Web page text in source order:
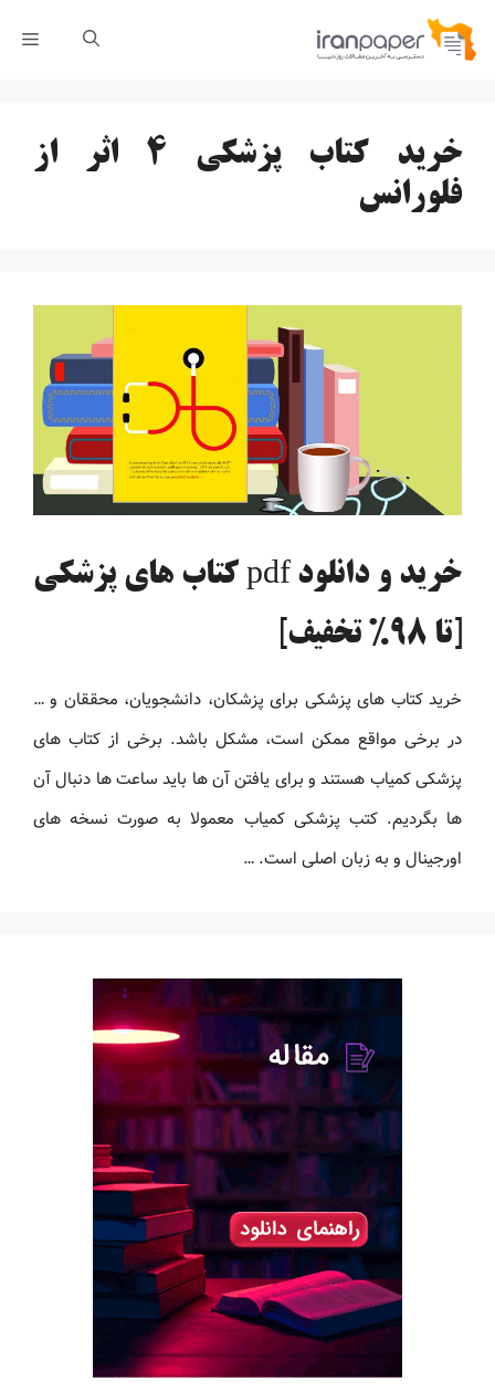
پرش
خرید کتاب پزشکی ۴ اثر از
فلورانس
خرید و دانلود pdf کتاب های پزشکی
[تا 98% تخفیف]
خرید کتاب های پزشکی برای پزشکان، دانشجویان، محققان و …
در برخی مواقع ممکن است، مشکل باشد. برخی از کتاب های
پزشکی کمیاب هستند و برای یافتن آن ها باید ساعت ها دنبال آن
ها بگردیم. کتب پزشکی کمیاب معمولا به صورت نسخه های
اورجینال و به زبان اصلی است. …